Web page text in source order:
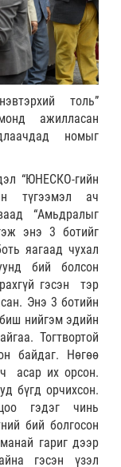
толь”
ажилласан
номыг
“ЮНЕСКО-гийн
түгээмэл ач
“Амьдралыг
энэ 3 ботийг
яагаад чухал
бий болсон
гэсэн тэр
Энэ 3 ботийн
нийгэм эдийн
Тогтвортой
байдаг. Нөгөө
асар их орсон.
бүгд орчихсон.
гэдэг чинь
бий болгосон
гариг дээр
гэсэн үзэл